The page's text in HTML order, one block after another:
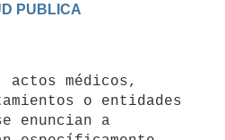
PUBLICA
o entidades
enuncian a